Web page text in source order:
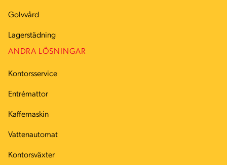
Golvvård
Lagerstädning
ANDRA LÖSNINGAR
Kontorsservice
Entrémattor
Kaffemaskin
Vattenautomat
Kontorsväxter